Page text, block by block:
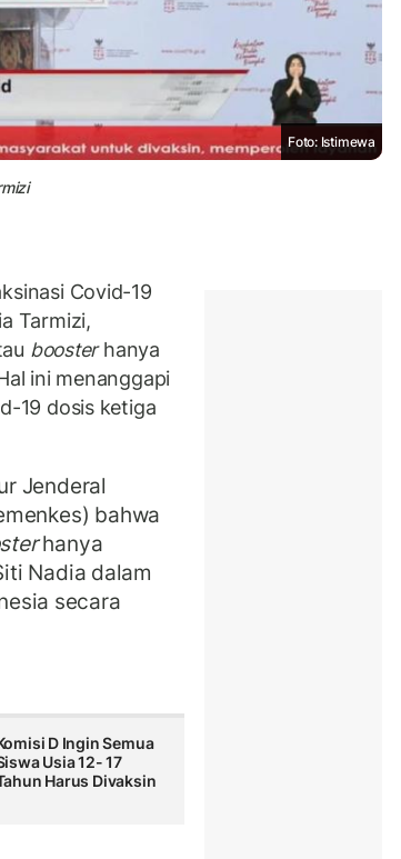
Foto: Istimewa
Covid-19
Tarmizi,
boosterhanya
ini menanggapi
19 dosis ketiga
Jenderal
bahwa
hanya
Nadia dalam
secara
D Ingin Semua
Usia 12- 17
Harus Divaksin